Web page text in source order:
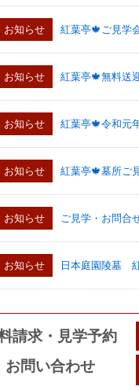
お知らせ 紅葉亭🍁ご見学
お知らせ 紅葉亭🍁無料送
お知らせ 紅葉亭🍁令和元
お知らせ 紅葉亭🍁墓所ご
お知らせ ご見学・お問
お知らせ 日本庭園陵墓
請求・見学予約
お問い合わせ